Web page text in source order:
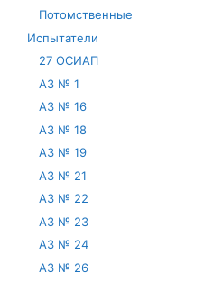
Потомственные
Испытатели
27 ОСИАП
АЗ № 1
АЗ № 16
АЗ № 18
АЗ № 19
АЗ № 21
АЗ № 22
АЗ № 23
АЗ № 24
АЗ № 26